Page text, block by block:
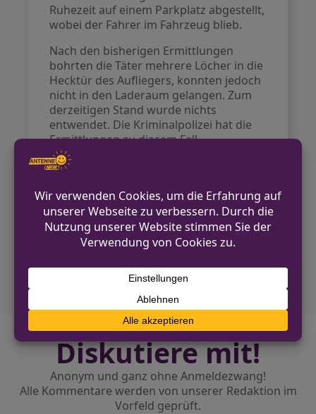
Ruhezeit auf einem Parkplatz abgestellt,
wobei der Fahrer im Fahrzeug blieb.
Nach den bisherigen Ermittlungen
bohrten die Täter mehrere Löcher in die
Hecktür des Aufliegers, konnten jedoch
nicht in den Laderaum gelangen. Zum
derzeitigen Stand wurde nichts
entwendet. Die Kriminalpolizei hat die
Ermittlungen zu diesem Fall
aufgenommen.
VORHERIGER BEITRAG
Tödlicher Wohnungsbrand in Euskirchen
NÄCHSTER BEITRAG
Bad Salzuflen: Tankstellen-Räuber gefasst
Diskutiere mit!
Anonym und ganz ohne Anmeldezwang!
Alle Kommentare werden von unserer Redaktion im
Vorfeld geprüft.